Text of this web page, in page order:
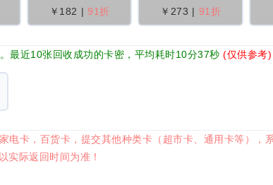
￥182 | 91折 ￥273 | 91折
最近10张回收成功的卡密，平均耗时10分37秒 (仅供参考)
卡，百货卡，提交其他种类卡（超市卡、通用卡等），
实际返回时间为准！